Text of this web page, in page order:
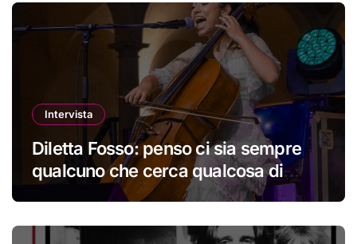
Intervista
Diletta Fosso: penso ci sia sempre
qualcuno che cerca qualcosa di